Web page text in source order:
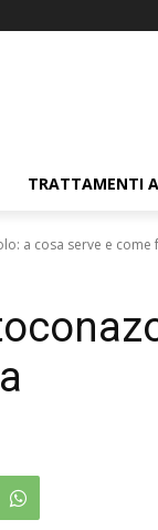
TRATTAMENTI
a cosa serve e come